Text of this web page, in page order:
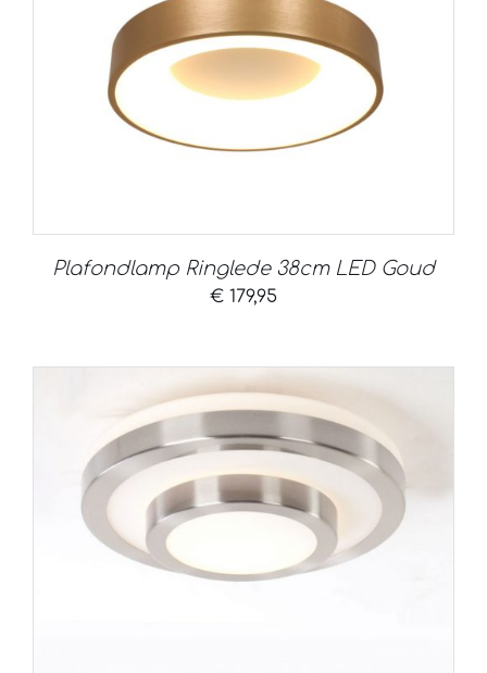
Plafondlamp Ringlede 38cm LED Goud
€ 179,95